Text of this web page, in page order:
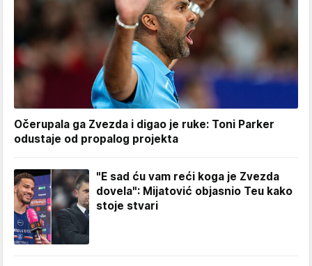
Očerupala ga Zvezda i digao je ruke: Toni Parker
odustaje od propalog projekta
"E sad ću vam reći koga je Zvezda
dovela": Mijatović objasnio Teu kako
stoje stvari